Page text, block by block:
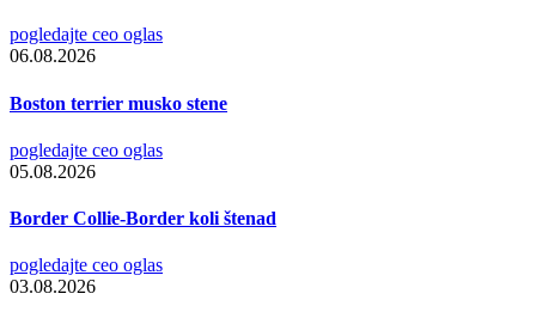
pogledajte ceo oglas
06.08.2026
Boston terrier musko stene
pogledajte ceo oglas
05.08.2026
Border Collie-Border koli štenad
pogledajte ceo oglas
03.08.2026